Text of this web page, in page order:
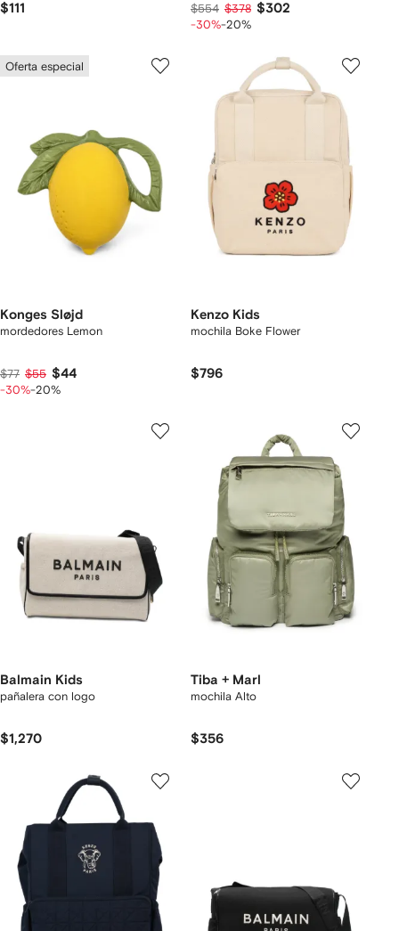
$111 $554 $378 $302
-30%-20%
Oferta especial
Konges Sløjd
mordedores Lemon
$77 $55 $44
-30%-20%
Kenzo Kids
mochila Boke Flower
$796
Balmain Kids
pañalera con logo
$1,270
Tiba + Marl
mochila Alto
$356